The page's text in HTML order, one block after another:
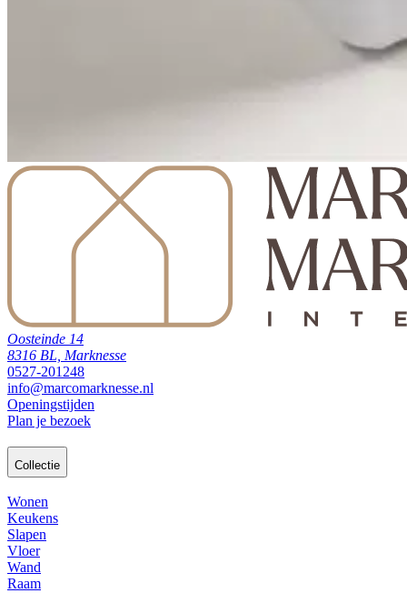
Oosteinde 14
8316 BL, Marknesse
0527-201248
info@marcomarknesse.nl
Openingstijden
Plan je bezoek
Collectie
Wonen
Keukens
Slapen
Vloer
Wand
Raam